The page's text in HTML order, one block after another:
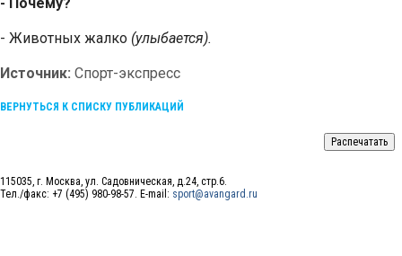
- Животных жалко (улыбается).
Источник: Спорт-экспресс
ВЕРНУТЬСЯ К СПИСКУ ПУБЛИКАЦИЙ
115035, г. Москва, ул. Садовническая, д.24, стр.6.
Тел./факс: +7 (495) 980-98-57. E-mail: sport@avangard.ru